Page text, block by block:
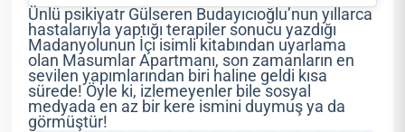
Ünlü psikiyatr Gülseren Budayıcıoğlu’nun yıllarca
hastalarıyla yaptığı terapiler sonucu yazdığı
Madanyolunun İçi isimli kitabından uyarlama
olan Masumlar Apartmanı, son zamanların en
sevilen yapımlarından biri haline geldi kısa
sürede! Öyle ki, izlemeyenler bile sosyal
medyada en az bir kere ismini duymuş ya da
görmüştür!